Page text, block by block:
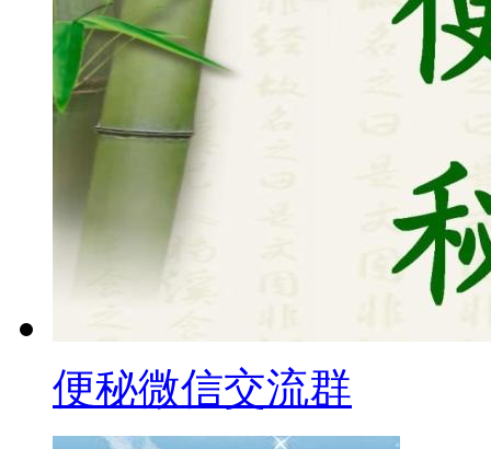
便秘微信交流群